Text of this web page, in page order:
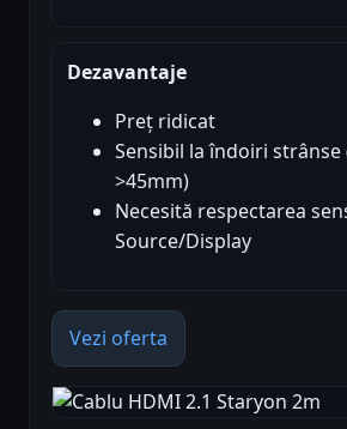
Dezavantaje
Preț ridicat
Sensibil la îndoiri strânse
>45mm)
Necesită respectarea
Source/Display
Vezi oferta